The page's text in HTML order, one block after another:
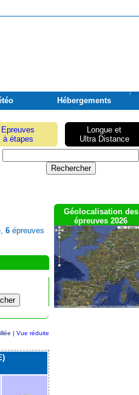
Hébergements
Epreuves
à étapes
Longue et
Ultra Distance
6épreuves
| Vue réduite
Géolocalisation des
épreuves 2026